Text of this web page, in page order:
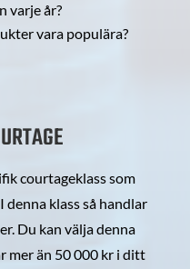
varje år?
vara populära?
courtageklass som
denna klass så handlar
Du kan välja denna
mer än 50 000 kr i ditt